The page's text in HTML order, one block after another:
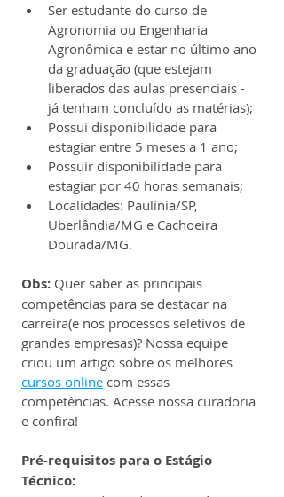
Ser estudante do curso de
Agronomia ou Engenharia
Agronômica e estar no último ano
da graduação (que estejam
liberados das aulas presenciais -
já tenham concluído as matérias);
Possui disponibilidade para
estagiar entre 5 meses a 1 ano;
Possuir disponibilidade para
estagiar por 40 horas semanais;
Localidades: Paulínia/SP,
Uberlândia/MG e Cachoeira
Dourada/MG.
Obs: Quer saber as principais
competências para se destacar na
carreira(e nos processos seletivos de
grandes empresas)? Nossa equipe
criou um artigo sobre os melhores
cursos online com essas
competências. Acesse nossa curadoria
e confira!
Pré-requisitos para o Estágio
Técnico: